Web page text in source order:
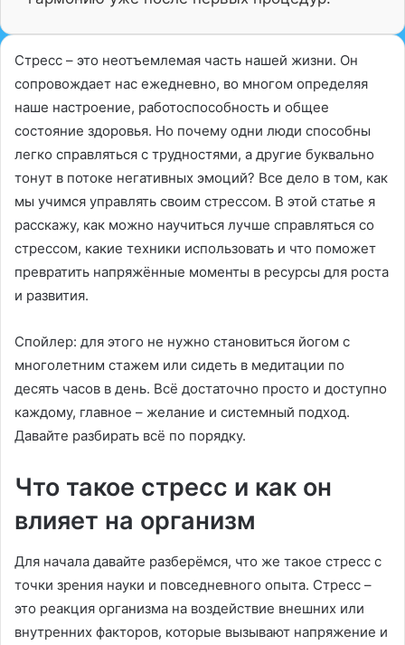
Стресс – это неотъемлемая часть нашей жизни. Он
сопровождает нас ежедневно, во многом определяя
наше настроение, работоспособность и общее
состояние здоровья. Но почему одни люди способны
легко справляться с трудностями, а другие буквально
тонут в потоке негативных эмоций? Все дело в том, как
мы учимся управлять своим стрессом. В этой статье я
расскажу, как можно научиться лучше справляться со
стрессом, какие техники использовать и что поможет
превратить напряжённые моменты в ресурсы для роста
и развития.
Спойлер: для этого не нужно становиться йогом с
многолетним стажем или сидеть в медитации по
десять часов в день. Всё достаточно просто и доступно
каждому, главное – желание и системный подход.
Давайте разбирать всё по порядку.
Что такое стресс и как он
влияет на организм
Для начала давайте разберёмся, что же такое стресс с
точки зрения науки и повседневного опыта. Стресс –
это реакция организма на воздействие внешних или
внутренних факторов, которые вызывают напряжение и